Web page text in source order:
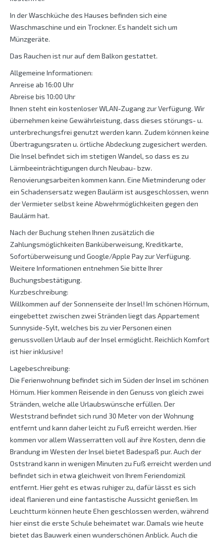
In der Waschküche des Hauses befinden sich eine
Waschmaschine und ein Trockner. Es handelt sich um
Münzgeräte.
Das Rauchen ist nur auf dem Balkon gestattet.
Allgemeine Informationen:
Anreise ab 16:00 Uhr
Abreise bis 10:00 Uhr
Ihnen steht ein kostenloser WLAN-Zugang zur Verfügung. Wir
übernehmen keine Gewährleistung, dass dieses störungs- u.
unterbrechungsfrei genutzt werden kann. Zudem können keine
Übertragungsraten u. örtliche Abdeckung zugesichert werden.
Die Insel befindet sich im stetigen Wandel, so dass es zu
Lärmbeeinträchtigungen durch Neubau- bzw.
Renovierungsarbeiten kommen kann. Eine Mietminderung oder
ein Schadensersatz wegen Baulärm ist ausgeschlossen, wenn
der Vermieter selbst keine Abwehrmöglichkeiten gegen den
Baulärm hat.
Nach der Buchung stehen Ihnen zusätzlich die
Zahlungsmöglichkeiten Banküberweisung, Kreditkarte,
Sofortüberweisung und Google/Apple Pay zur Verfügung.
Weitere Informationen entnehmen Sie bitte Ihrer
Buchungsbestätigung.
Kurzbeschreibung:
Willkommen auf der Sonnenseite der Insel! Im schönen Hörnum,
eingebettet zwischen zwei Stränden liegt das Appartement
Sunnyside-Sylt, welches bis zu vier Personen einen
genussvollen Urlaub auf der Insel ermöglicht. Reichlich Komfort
ist hier inklusive!
Lagebeschreibung:
Die Ferienwohnung befindet sich im Süden der Insel im schönen
Hörnum. Hier kommen Reisende in den Genuss von gleich zwei
Stränden, welche alle Urlaubswünsche erfüllen. Der
Weststrand befindet sich rund 30 Meter von der Wohnung
entfernt und kann daher leicht zu Fuß erreicht werden. Hier
kommen vor allem Wasserratten voll auf ihre Kosten, denn die
Brandung im Westen der Insel bietet Badespaß pur. Auch der
Oststrand kann in wenigen Minuten zu Fuß erreicht werden und
befindet sich in etwa gleichweit von Ihrem Feriendomizil
entfernt. Hier geht es etwas ruhiger zu, dafür lässt es sich
ideal flanieren und eine fantastische Aussicht genießen. Im
Leuchtturm können heute Ehen geschlossen werden, während
hier einst die erste Schule beheimatet war. Damals wie heute
bietet das Bauwerk einen wunderschönen Anblick. Auch die